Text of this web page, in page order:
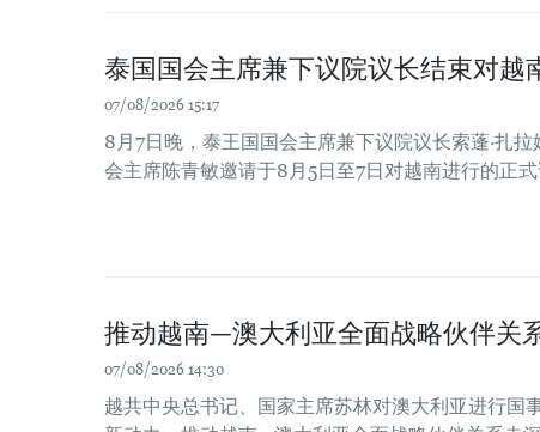
泰国国会主席兼下议院议长结束对越
07/08/2026 15:17
8月7日晚，泰王国国会主席兼下议院议长索蓬·扎
会主席陈青敏邀请于8月5日至7日对越南进行的正式
推动越南—澳大利亚全面战略伙伴关
07/08/2026 14:30
越共中央总书记、国家主席苏林对澳大利亚进行国